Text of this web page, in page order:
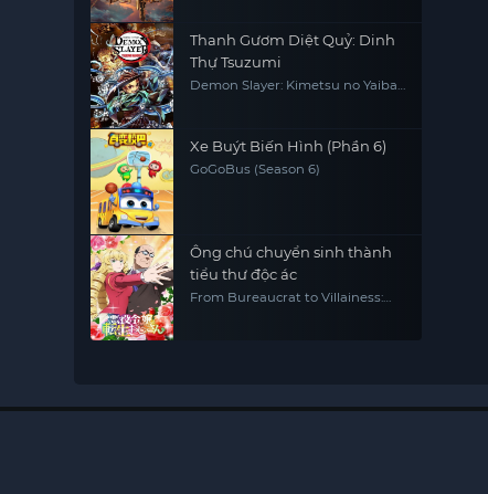
Thanh Gươm Diệt Quỷ: Dinh
Thự Tsuzumi
Demon Slayer: Kimetsu no Yaiba
Xe Buýt Biến Hình (Phần 6)
GoGoBus (Season 6)
Ông chú chuyển sinh thành
tiểu thư độc ác
From Bureaucrat to Villainess: